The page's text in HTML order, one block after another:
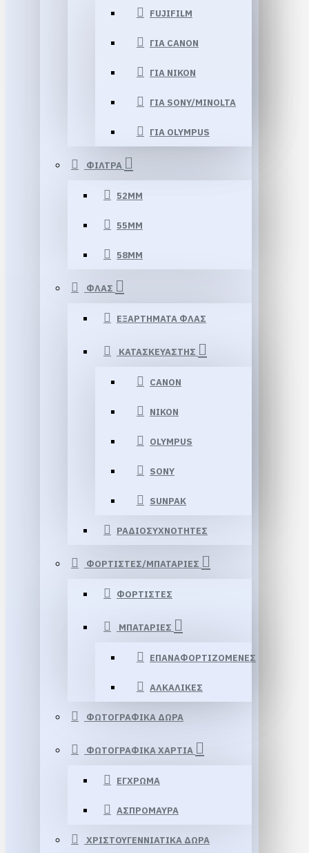
FUJIFILM
ΓΙΑ CANON
ΓΙΑ NIKON
ΓΙΑ SONY/MINOLTA
ΓΙΑ OLYMPUS
ΦΙΛΤΡΑ
52MM
55MM
58MM
ΦΛΑΣ
ΕΞΑΡΤΗΜΑΤΑ ΦΛΑΣ
ΚΑΤΑΣΚΕΥΑΣΤΗΣ
CANON
NIKON
OLYMPUS
SONY
SUNPAK
ΡΑΔΙΟΣΥΧΝΟΤΗΤΕΣ
ΦΟΡΤΙΣΤΕΣ/ΜΠΑΤΑΡΙΕΣ
ΦΟΡΤΙΣΤΕΣ
ΜΠΑΤΑΡΙΕΣ
ΕΠΑΝΑΦΟΡΤΙΖΟΜΕΝΕΣ
ΑΛΚΑΛΙΚΕΣ
ΦΩΤΟΓΡΑΦΙΚΑ ΔΩΡΑ
ΦΩΤΟΓΡΑΦΙΚΑ ΧΑΡΤΙΑ
ΕΓΧΡΩΜΑ
ΑΣΠΡΟΜΑΥΡΑ
ΧΡΙΣΤΟΥΓΕΝΝΙΑΤΙΚΑ ΔΩΡΑ